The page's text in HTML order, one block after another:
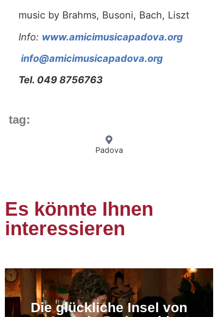
music by Brahms, Busoni, Bach, Liszt
Info: www.amicimusicapadova.org
info@amicimusicapadova.org
Tel. 049 8756763
tag:
Padova
Es könnte Ihnen
interessieren
Die glückliche Insel von